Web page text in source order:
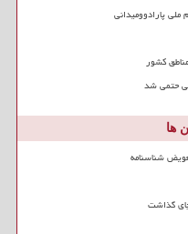
ملی پارادوومیدانی
کشور
حتمی شد
ها
شناسنامه